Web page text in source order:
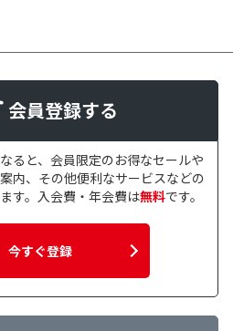
会員登録する
ると、会員限定のお得なセールや
内、その他便利なサービスなどの
す。入会費・年会費は無料です。
今すぐ登録